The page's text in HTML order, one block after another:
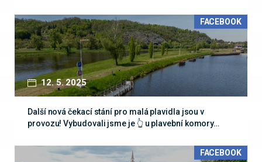
12. 5. 2025
FACEBOOK
Další nová čekací stání pro malá plavidla jsou v
provozu! Vybudovali jsme je 👆 u plavební komory…
FACEBOOK